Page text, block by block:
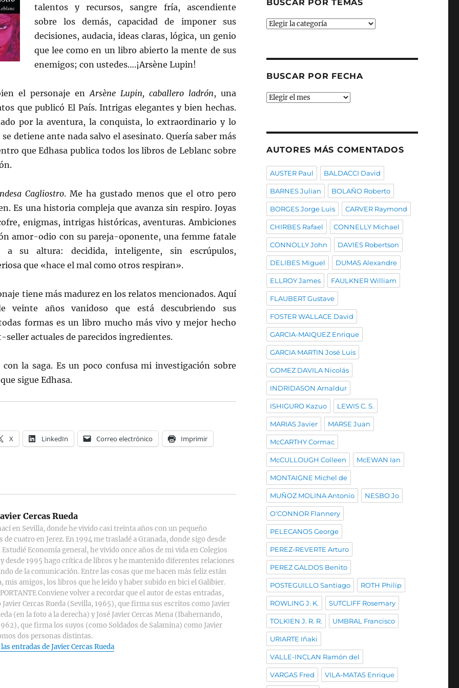
talentos y recursos, sangre fría, ascendiente
sobre los demás, capacidad de imponer sus
decisiones, audacia, ideas claras, lógica, un genio
que lee como en un libro abierto la mente de sus
enemigos; con ustedes….¡Arsène Lupin!
el personaje enArsène Lupin, caballero ladrón, una
que publicó El País. Intrigas elegantes y bien hechas.
por la aventura, la conquista, lo extraordinario y lo
detiene ante nada salvo el asesinato. Quería saber más
que Edhasa publica todos los libros de Leblanc sobre
Cagliostro. Me ha gustado menos que el otro pero
Es una historia compleja que avanza sin respiro. Joyas
enigmas, intrigas históricas, aventuras. Ambiciones
amor-odio con su pareja-oponente, una femme fatale
a su altura: decidida, inteligente, sin escrúpulos,
que «hace el mal como otros respiran».
tiene más madurez en los relatos mencionados. Aquí
veinte años vanidoso que está descubriendo sus
formas es un libro mucho más vivo y mejor hecho
seller actuales de parecidos ingredientes.
la saga. Es un poco confusa mi investigación sobre
sigue Edhasa.
X LinkedIn Correo electrónico Imprimir
Cercas Rueda
en Sevilla, donde he vivido casi treinta años con un pequeño
de cuatro en Jerez. En 1994 me trasladé a Granada, donde sigo desde
Economía general, he vivido once años de mi vida en Colegios
desde 1995 hago crítica de libros y he mantenido diferentes relaciones
de la comunicación. Entre las cosas que me hacen más feliz están
mis amigos, los libros que he leído y haber subido en bici el Galibier.
Conviene volver a recordar que el autor de estas entradas,
Cercas Rueda (Sevilla, 1965), que firma sus escritos como Javier
(en la foto a la derecha) y José Javier Cercas Mena (Ibahernando,
que firma los suyos (como Soldados de Salamina) como Javier
dos personas distintas.
entradas de Javier Cercas Rueda
BUSCAR POR TEMAS
Buscar
BUSCAR POR FECHA
Buscar
AUTORES MÁS COMENTADOS
AUSTER Paul BALDACCI David
BARNES Julian BOLAÑO Roberto
BORGES Jorge Luis CARVER Raymond
CHIRBES Rafael CONNELLY Michael
CONNOLLY John DAVIES Robertson
DELIBES Miguel DUMAS Alexandre
ELLROY James FAULKNER William
FLAUBERT Gustave
FOSTER WALLACE David
GARCIA-MAIQUEZ Enrique
GARCIA MARTIN José Luis
GOMEZ DAVILA Nicolás
INDRIDASON Arnaldur
ISHIGURO Kazuo LEWIS C. S.
MARIAS Javier MARSE Juan
McCARTHY Cormac
McCULLOUGH Colleen McEWAN Ian
MONTAIGNE Michel de
MUÑOZ MOLINA Antonio NESBO Jo
O'CONNOR Flannery
PELECANOS George
PEREZ-REVERTE Arturo
PEREZ GALDOS Benito
POSTEGUILLO Santiago ROTH Philip
ROWLING J. K. SUTCLIFF Rosemary
TOLKIEN J. R. R. UMBRAL Francisco
URIARTE Iñaki
VALLE-INCLAN Ramón del
VARGAS Fred VILA-MATAS Enrique